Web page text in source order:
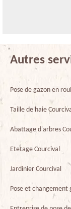
Autres
Pose de gazon en
Taille de haie
Abattage d'arbres
Etetage Courcival
Jardinier Courcival
Pose et changement